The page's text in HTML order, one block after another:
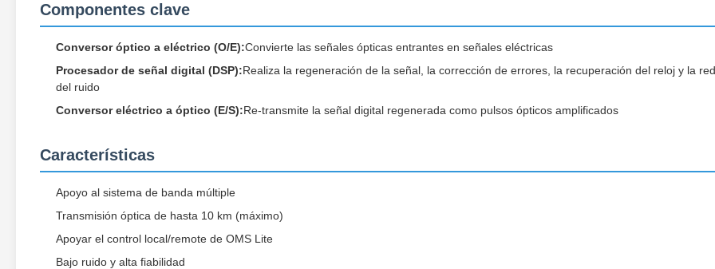
Componentes clave
Conversor óptico a eléctrico (O/E):Convierte las señales ópticas entrantes en señales eléctricas
Procesador de señal digital (DSP):Realiza la regeneración de la señal, la corrección de errores, la recuperación del reloj y la
del ruido
Conversor eléctrico a óptico (E/S):Re-transmite la señal digital regenerada como pulsos ópticos amplificados
Características
Apoyo al sistema de banda múltiple
Transmisión óptica de hasta 10 km (máximo)
Apoyar el control local/remote de OMS Lite
Bajo ruido y alta fiabilidad